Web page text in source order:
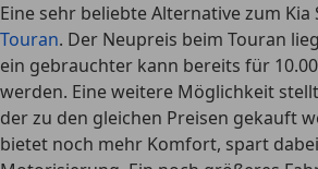
Eine sehr beliebte Alternative zum Kia
Touran. Der Neupreis beim Touran
ein gebrauchter kann bereits für
werden. Eine weitere Möglichkeit
der zu den gleichen Preisen gekauft
bietet noch mehr Komfort, spart